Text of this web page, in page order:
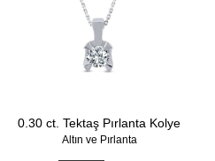
0.30 ct. Tektaş Pırlanta Kolye
Altın ve Pırlanta